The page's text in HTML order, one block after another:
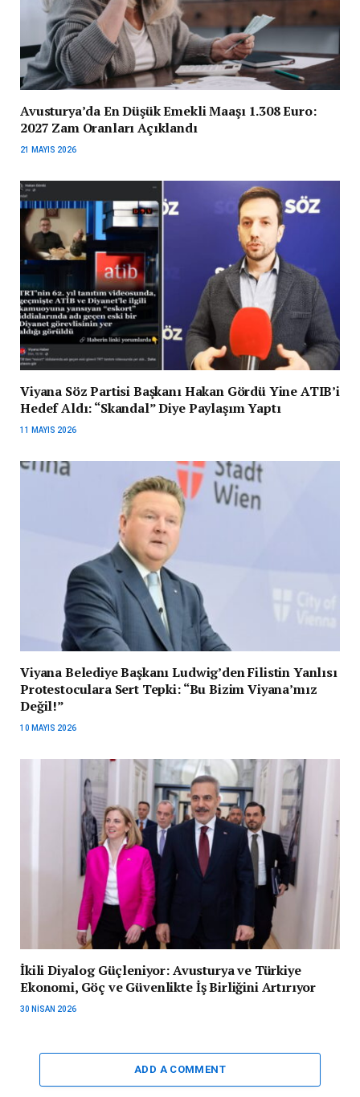
Avusturya’da En Düşük Emekli Maaşı 1.308 Euro:
2027 Zam Oranları Açıklandı
21 MAYIS 2026
Viyana Söz Partisi Başkanı Hakan Gördü Yine ATIB’i
Hedef Aldı: “Skandal” Diye Paylaşım Yaptı
11 MAYIS 2026
Viyana Belediye Başkanı Ludwig’den Filistin Yanlısı
Protestoculara Sert Tepki: “Bu Bizim Viyana’mız
Değil!”
10 MAYIS 2026
İkili Diyalog Güçleniyor: Avusturya ve Türkiye
Ekonomi, Göç ve Güvenlikte İş Birliğini Artırıyor
30 NISAN 2026
ADD A COMMENT